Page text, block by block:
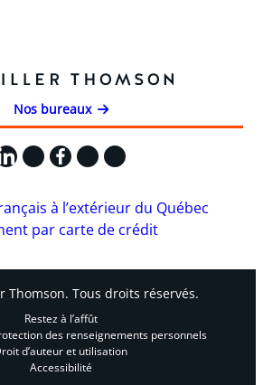
Nos bureaux
X Facebook
Instagram
YouTube
à l’extérieur du Québec
par carte de crédit
Thomson. Tous droits réservés.
Restez à l’affût
des renseignements personnels
d’auteur et utilisation
Accessibilité